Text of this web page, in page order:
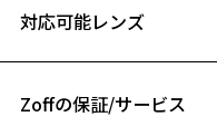
ケースは60%、メガネ拭きは
B ブリッジ(鼻部分)の横幅
対応可能レンズ
Zoffの保証/サービス